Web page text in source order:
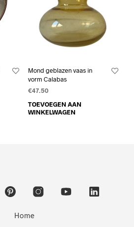
Mond geblazen vaas in
vorm Calabas
€47.50
TOEVOEGEN AAN
WINKELWAGEN
Home